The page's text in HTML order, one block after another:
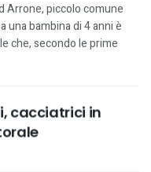
Arrone, piccolo comune
una bambina di 4 anni è
che, secondo le prime
cacciatrici in